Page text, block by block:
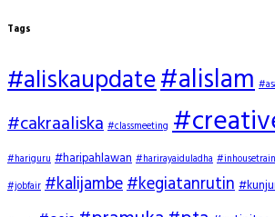
Tags
#aliskaupdate#alislam
#cakraaliska #classmeeting
#hariguru #haripahlawan #harirayaiduladha
#jobfair #kalijambe#kegiatanrutin